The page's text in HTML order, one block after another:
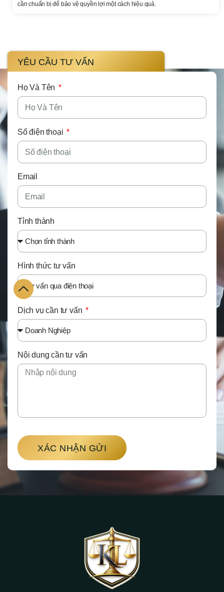
cần chuẩn bị để bảo vệ quyền lợi một cách hiệu quả.
YÊU CẦU TƯ VẤN
Họ Và Tên
Số điện thoại
Email
Tỉnh thành
Hình thức tư vấn
Dịch vụ cần tư vấn
Nội dung cần tư vấn
XÁC NHẬN GỬI